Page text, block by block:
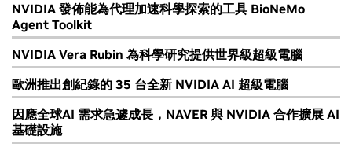
NVIDIA 發佈能為代理加速科學探索的工具 BioNeMo
Agent Toolkit
NVIDIA Vera Rubin 為科學研究提供世界級超級電腦
歐洲推出創紀錄的 35 台全新 NVIDIA AI 超級電腦
因應全球AI 需求急遽成長，NAVER 與 NVIDIA 合作擴展 AI
基礎設施